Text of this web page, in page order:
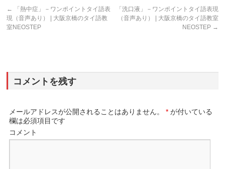
←
「熱中症」－ワンポイントタイ語表
現（音声あり） | 大阪京橋のタイ語教
室NEOSTEP
「洗口液」－ワンポイントタイ語表現
（音声あり） | 大阪京橋のタイ語教室
NEOSTEP →
コメントを残す
メールアドレスが公開されることはありません。 * が付いている
欄は必須項目です
コメント